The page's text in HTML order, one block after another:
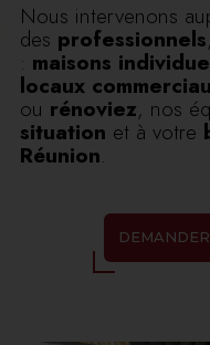
Nous intervenons
des professionnels
: maisons
locaux
ou rénoviez, nos
situation et à votre
Réunion.